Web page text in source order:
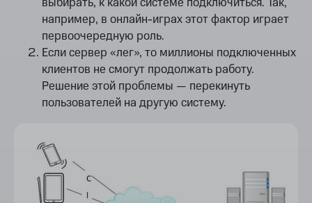
например, в онлайн-играх этот фактор играет
первоочередную роль.
Если сервер «лег», то миллионы подключенных
клиентов не смогут продолжать работу.
Решение этой проблемы — перекинуть
пользователей на другую систему.